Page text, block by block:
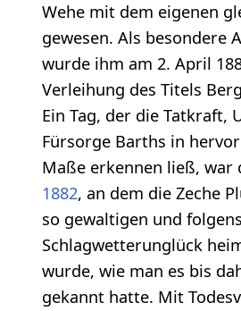
Wehe mit dem eigenen
gewesen. Als besondere
wurde ihm am 2. April
Verleihung des Titels
Ein Tag, der die Tatkraft,
Fürsorge Barths in
Maße erkennen ließ, war
1882, an dem die Zeche
so gewaltigen und
Schlagwetterunglück
wurde, wie man es bis
gekannt hatte. Mit